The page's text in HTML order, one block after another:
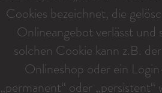
Cookies bezeichnet, die
Onlineangebot verlässt
solchen Cookie kann z.B.
Onlineshop oder ein
„permanent“ oder